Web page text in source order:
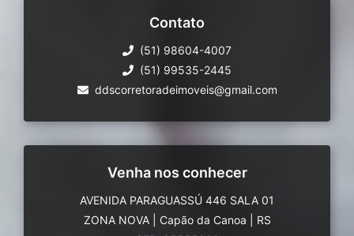
Contato
(51) 98604-4007
(51) 99535-2445
ddscorretoradeimoveis@gmail.com
Venha nos conhecer
AVENIDA PARAGUASSÚ 446 SALA 01
ZONA NOVA
Capão da Canoa
RS